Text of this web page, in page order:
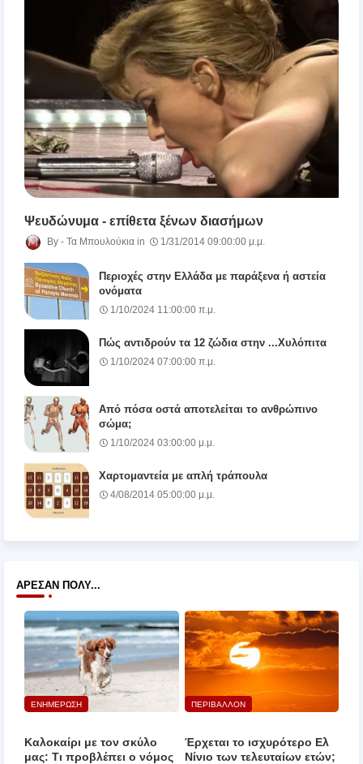
Ψευδώνυμα - επίθετα ξένων διασήμων
Τα Μπουλούκια 1/31/2014 09:00:00 μ.μ.
Περιοχές στην Ελλάδα με παράξενα ή αστεία
ονόματα
1/10/2024 11:00:00 π.μ.
Πώς αντιδρούν τα 12 ζώδια στην ...Χυλόπιτα
1/10/2024 07:00:00 π.μ.
Από πόσα οστά αποτελείται το ανθρώπινο
σώμα;
1/10/2024 03:00:00 μ.μ.
Χαρτομαντεία με απλή τράπουλα
4/08/2014 05:00:00 μ.μ.
ΆΡΕΣΑΝ ΠΟΛΎ...
ΕΝΗΜΕΡΩΣΗ
Καλοκαίρι με τον σκύλο
μας: Τι προβλέπει ο νόμος
ΠΕΡΙΒΑΛΛΟΝ
Έρχεται το ισχυρότερο Ελ
Νίνιο των τελευταίων ετών;